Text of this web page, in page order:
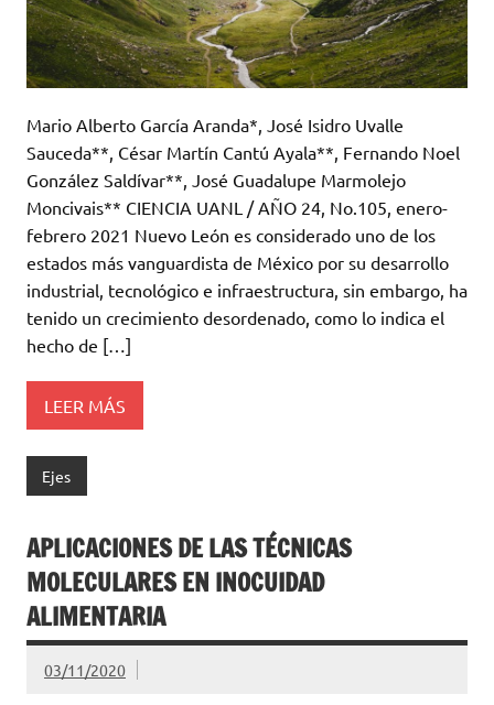
Mario Alberto García Aranda*, José Isidro Uvalle
Sauceda**, César Martín Cantú Ayala**, Fernando Noel
González Saldívar**, José Guadalupe Marmolejo
Moncivais** CIENCIA UANL / AÑO 24, No.105, enero-
febrero 2021 Nuevo León es considerado uno de los
estados más vanguardista de México por su desarrollo
industrial, tecnológico e infraestructura, sin embargo, ha
tenido un crecimiento desordenado, como lo indica el
hecho de […]
LEER MÁS
Ejes
APLICACIONES DE LAS TÉCNICAS
MOLECULARES EN INOCUIDAD
ALIMENTARIA
03/11/2020